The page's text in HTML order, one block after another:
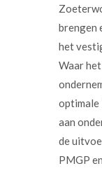
brengen
het
Waar
optimale
aan
de
PMGP